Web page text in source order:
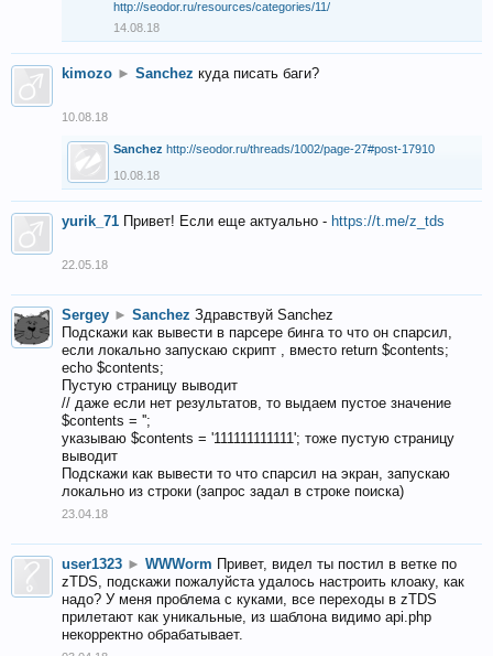
http://seodor.ru/resources/categories/11/
14.08.18
kimozo ► Sanchez куда писать баги?
10.08.18
Sanchez http://seodor.ru/threads/1002/page-27#post-17910
10.08.18
yurik_71 Привет! Если еще актуально - https://t.me/z_tds
22.05.18
Sergey ► Sanchez Здравствуй Sanchez
Подскажи как вывести в парсере бинга то что он спарсил,
если локально запускаю скрипт , вместо return $contents;
echo $contents;
Пустую страницу выводит
// даже если нет результатов, то выдаем пустое значение
$contents = '';
указываю $contents = '111111111111'; тоже пустую страницу
выводит
Подскажи как вывести то что спарсил на экран, запускаю
локально из строки (запрос задал в строке поиска)
23.04.18
user1323 ► WWWorm Привет, видел ты постил в ветке по
zTDS, подскажи пожалуйста удалось настроить клоаку, как
надо? У меня проблема с куками, все переходы в zTDS
прилетают как уникальные, из шаблона видимо api.php
некорректно обрабатывает.